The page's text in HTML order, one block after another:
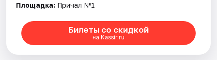
Рейтинги
Площадка: Причал №1
Билеты со скидкой
на Kassir.ru